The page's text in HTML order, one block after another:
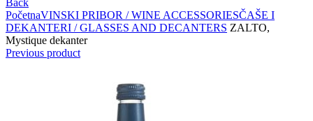
Back
PočetnaVINSKI PRIBOR / WINE ACCESSORIESČAŠE I
DEKANTERI / GLASSES AND DECANTERS ZALTO,
Mystique dekanter
Previous product